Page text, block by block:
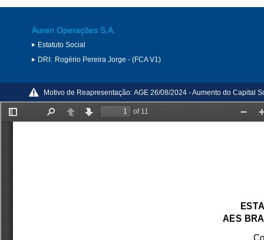
Auren Operações S.A.
Estatuto Social
DRI: Rogério Pereira Jorge - (FCA V1)
Motivo de Reapresentação: AGE 26/08/2024 - Aumento do Capital